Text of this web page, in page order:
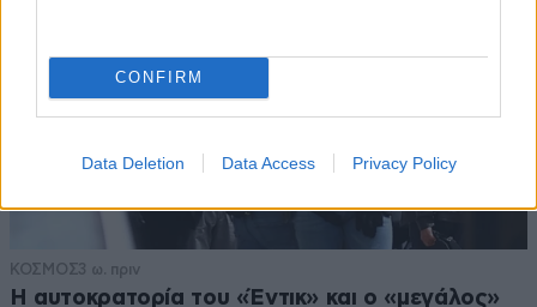
CONFIRM
Data Deletion Data Access Privacy Policy
ΚΟΣΜΟΣ3 ω. πριν
Η αυτοκρατορία του «Έντικ» και ο «μεγάλος»